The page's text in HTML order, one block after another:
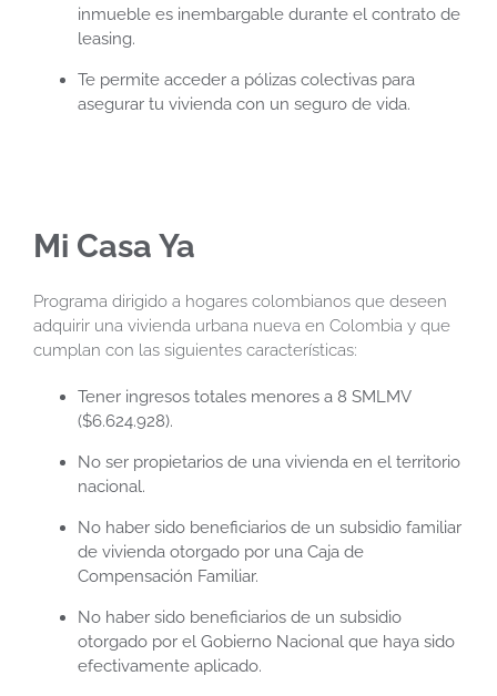
inmueble es inembargable durante el contrato de
leasing.
Te permite acceder a pólizas colectivas para
asegurar tu vivienda con un seguro de vida.
Mi Casa Ya
Programa dirigido a hogares colombianos que deseen
adquirir una vivienda urbana nueva en Colombia y que
cumplan con las siguientes características:
Tener ingresos totales menores a 8 SMLMV
($6.624.928).
No ser propietarios de una vivienda en el territorio
nacional.
No haber sido beneficiarios de un subsidio familiar
de vivienda otorgado por una Caja de
Compensación Familiar.
No haber sido beneficiarios de un subsidio
otorgado por el Gobierno Nacional que haya sido
efectivamente aplicado.